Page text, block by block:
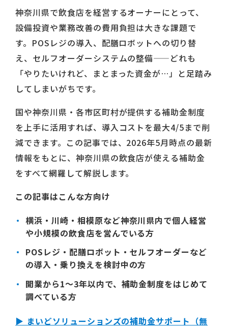
神奈川県で飲食店を経営するオーナーにとって、
設備投資や業務改善の費用負担は大きな課題で
す。POSレジの導入、配膳ロボットへの切り替
え、セルフオーダーシステムの整備——どれも
「やりたいけれど、まとまった資金が…」と足踏み
してしまいがちです。
国や神奈川県・各市区町村が提供する補助金制度
を上手に活用すれば、導入コストを最大4/5まで削
減できます。この記事では、2026年5月時点の最新
情報をもとに、神奈川県の飲食店が使える補助金
をすべて網羅して解説します。
この記事はこんな方向け
横浜・川崎・相模原など神奈川県内で個人経営
や小規模の飲食店を営んでいる方
POSレジ・配膳ロボット・セルフオーダーなど
の導入・乗り換えを検討中の方
開業から1〜3年以内で、補助金制度をはじめて
調べている方
▶ まいどソリューションズの補助金サポート（無